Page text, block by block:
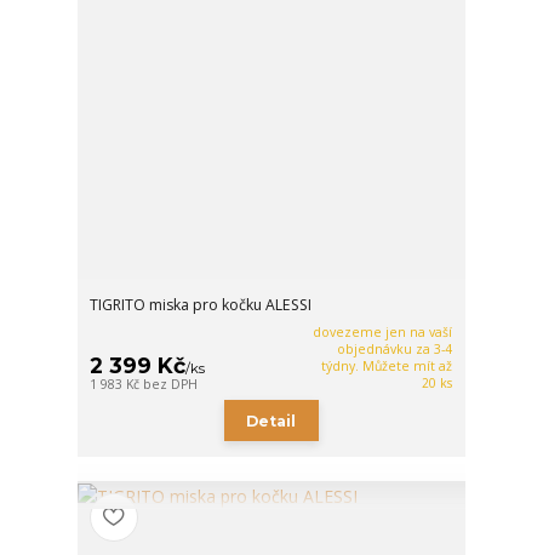
TIGRITO miska pro kočku ALESSI
2 399 Kč/ks
1 983 Kč bez DPH
dovezeme jen na vaší
objednávku za 3-4
týdny. Můžete mít až
20 ks
Detail